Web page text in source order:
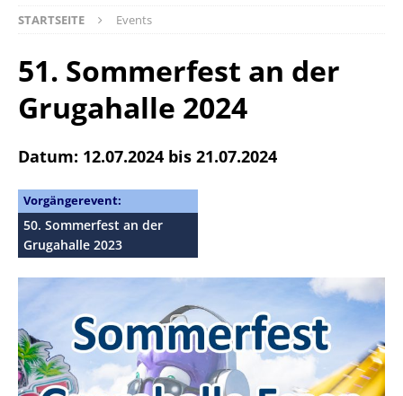
STARTSEITE Events
51. Sommerfest an der
Grugahalle 2024
Datum: 12.07.2024 bis 21.07.2024
Vorgängerevent:
50. Sommerfest an der
Grugahalle 2023